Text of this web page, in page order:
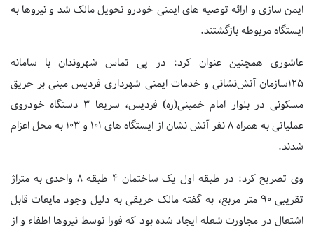
ایمن سازی و ارائه توصیه های ایمنی خودرو تحویل مالک شد و نیروها به
ایستگاه مربوطه بازگشتند.
عاشوری همچنین عنوان کرد: در پی تماس شهروندان با سامانه
۱۲۵سازمان آتش‌نشانی و خدمات ایمنی شهرداری فردیس مبنی بر حریق
مسکونی در بلوار امام خمینی(ره) فردیس، سریعا ۳ دستگاه خودروی
عملیاتی به همراه ۸ نفر آتش نشان از ایستگاه های ۱۰۱ و ۱۰۳ به محل اعزام
شدند.
وی تصریح کرد: در طبقه اول یک ساختمان ۴ طبقه ۸ واحدی به متراژ
تقریبی ۹۰ متر مربع، به گفته مالک حریقی به دلیل وجود مایعات قابل
اشتعال در مجاورت شعله ایجاد شده بود که فورا توسط نیروها اطفاء و از